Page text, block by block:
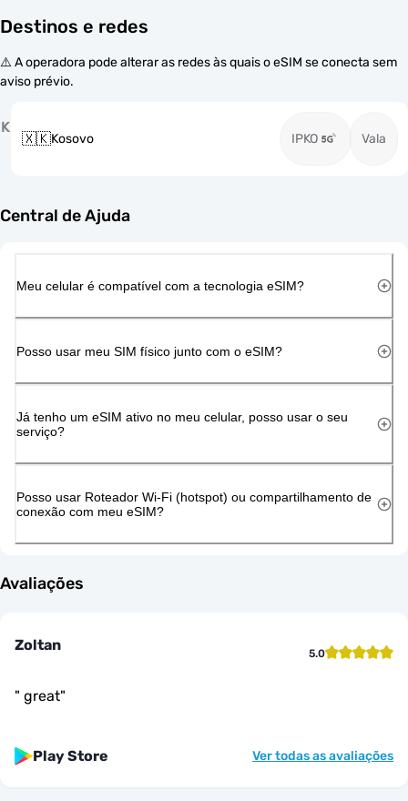
Destinos e redes
⚠️ A operadora pode alterar as redes às quais o eSIM se conecta sem
aviso prévio.
K
🇽🇰Kosovo IPKO Vala
Central de Ajuda
Meu celular é compatível com a tecnologia eSIM?
Posso usar meu SIM físico junto com o eSIM?
Já tenho um eSIM ativo no meu celular, posso usar o seu
serviço?
Posso usar Roteador Wi-Fi (hotspot) ou compartilhamento de
conexão com meu eSIM?
Avaliações
Zoltan 5.0
" great"
Play Store Ver todas as avaliações